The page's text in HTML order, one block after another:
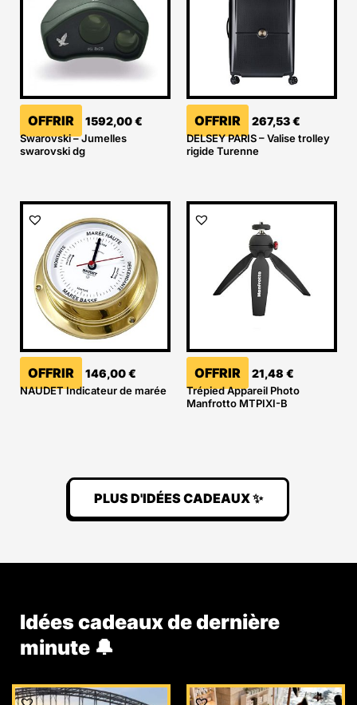
OFFRIR 1592,00€
Swarovski – Jumelles
swarovski dg
OFFRIR 267,53€
DELSEY PARIS – Valise trolley
rigide Turenne
OFFRIR 146,00€
NAUDET Indicateur de marée
OFFRIR 21,48 €
Trépied Appareil Photo
Manfrotto MTPIXI-B
PLUS D'IDÉES CADEAUX ✨
Idées cadeaux de dernière
minute 🔔